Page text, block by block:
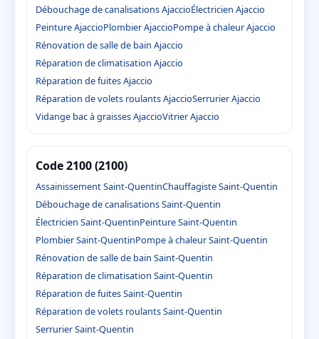
Débouchage de canalisations AjaccioÉlectricien Ajaccio
Peinture AjaccioPlombier AjaccioPompe à chaleur Ajaccio
Rénovation de salle de bain Ajaccio
Réparation de climatisation Ajaccio
Réparation de fuites Ajaccio
Réparation de volets roulants AjaccioSerrurier Ajaccio
Vidange bac à graisses AjaccioVitrier Ajaccio
Code 2100 (2100)
Assainissement Saint-QuentinChauffagiste Saint-Quentin
Débouchage de canalisations Saint-Quentin
Électricien Saint-QuentinPeinture Saint-Quentin
Plombier Saint-QuentinPompe à chaleur Saint-Quentin
Rénovation de salle de bain Saint-Quentin
Réparation de climatisation Saint-Quentin
Réparation de fuites Saint-Quentin
Réparation de volets roulants Saint-Quentin
Serrurier Saint-Quentin